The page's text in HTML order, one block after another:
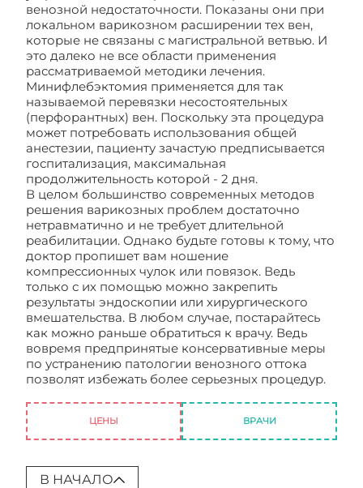
венозной недостаточности. Показаны они при
локальном варикозном расширении тех вен,
которые не связаны с магистральной ветвью. И
это далеко не все области применения
рассматриваемой методики лечения.
Минифлебэктомия применяется для так
называемой перевязки несостоятельных
(перфорантных) вен. Поскольку эта процедура
может потребовать использования общей
анестезии, пациенту зачастую предписывается
госпитализация, максимальная
продолжительность которой - 2 дня.
В целом большинство современных методов
решения варикозных проблем достаточно
нетравматично и не требует длительной
реабилитации. Однако будьте готовы к тому, что
доктор пропишет вам ношение
компрессионных чулок или повязок. Ведь
только с их помощью можно закрепить
результаты эндоскопии или хирургического
вмешательства. В любом случае, постарайтесь
как можно раньше обратиться к врачу. Ведь
вовремя предпринятые консервативные меры
по устранению патологии венозного оттока
позволят избежать более серьезных процедур.
ЦЕНЫ ВРАЧИ
В НАЧАЛО